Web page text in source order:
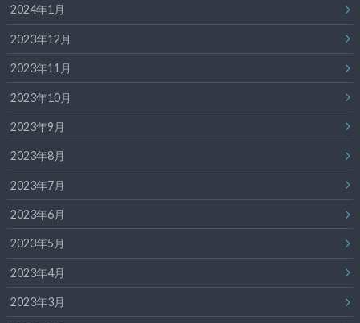
2024年1月
2023年12月
2023年11月
2023年10月
2023年9月
2023年8月
2023年7月
2023年6月
2023年5月
2023年4月
2023年3月